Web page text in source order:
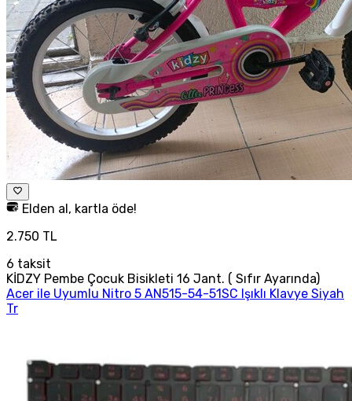
Elden al, kartla öde!
2.750 TL
6 taksit
KİDZY Pembe Çocuk Bisikleti 16 Jant. ( Sıfır Ayarında)
Acer ile Uyumlu Nitro 5 AN515-54-51SC Işıklı Klavye Siyah
Tr